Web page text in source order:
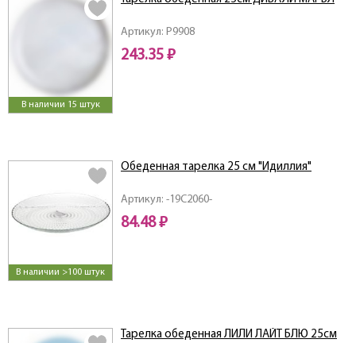
В наличии 15 штук
Артикул: P9908
243.35 ₽
В наличии >100 штук
Артикул: -19C2060-
Обеденная тарелка 25 см "Идиллия"
84.48 ₽
Тарелка обеденная ЛИЛИ ЛАЙТ БЛЮ 25см